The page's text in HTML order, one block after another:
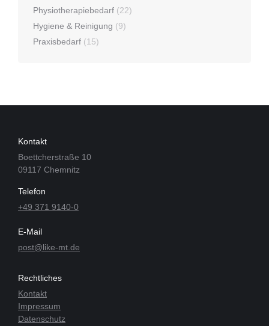
Physiotherapiebedarf (22)
Hygiene & Reinigung (9)
Praxisbedarf (15)
Kontakt
Boettcherstraße 10
09117 Chemnitz
Telefon
+49 371 9140-0
E-Mail
post@like-mt.de
Rechtliches
Kontakt
Impressum
Datenschutz